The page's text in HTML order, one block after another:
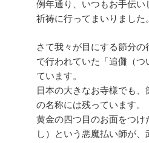
例年通り、いつもお手伝い
祈祷に行ってまいりました。
さて我々が目にする節分
で行われていた「追儺（
ています。
日本の大きなお寺様でも
の名称には残っています。
黄金の四つ目のお面をつけ
し）という悪魔払い師が